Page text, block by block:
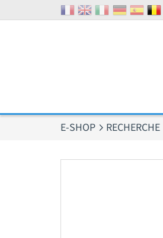
E-SHOP RECHERCHE
Panneau de gestion des cookies